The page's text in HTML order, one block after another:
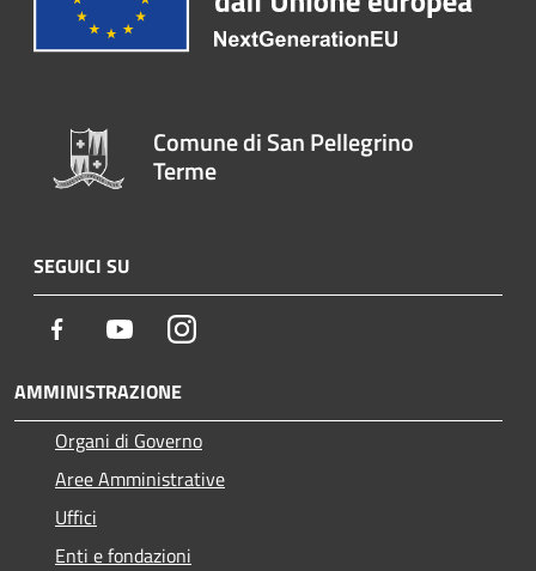
Comune di San Pellegrino
Terme
SEGUICI SU
Facebook YoutubeInstagram
AMMINISTRAZIONE
Organi di Governo
Aree Amministrative
Uffici
Enti e fondazioni